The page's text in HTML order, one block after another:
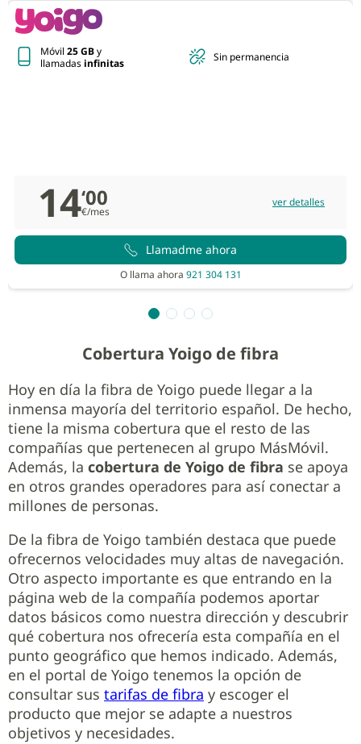
Móvil 25 GBy
llamadas infinitas Sin permanencia
ver detalles
14‘00
€/mes
Llamadme ahora
O llama ahora 921 304 131
Cobertura Yoigo de fibra
Hoy en día la fibra de Yoigo puede llegar a la
inmensa mayoría del territorio español. De hecho,
tiene la misma cobertura que el resto de las
compañías que pertenecen al grupo MásMóvil.
Además, la cobertura de Yoigo de fibra se apoya
en otros grandes operadores para así conectar a
millones de personas.
De la fibra de Yoigo también destaca que puede
ofrecernos velocidades muy altas de navegación.
Otro aspecto importante es que entrando en la
página web de la compañía podemos aportar
datos básicos como nuestra dirección y descubrir
qué cobertura nos ofrecería esta compañía en el
punto geográfico que hemos indicado. Además,
en el portal de Yoigo tenemos la opción de
consultar sus tarifas de fibra y escoger el
producto que mejor se adapte a nuestros
objetivos y necesidades.